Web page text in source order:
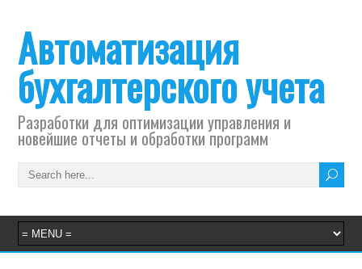
Автоматизация
бухгалтерского учета
Разработки для оптимизации управления и
новейшие отчеты и обработки программ